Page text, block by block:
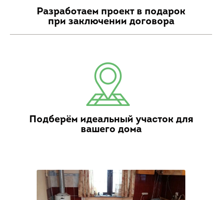
Разработаем проект в подарок
при заключении договора
Подберём идеальный участок для
вашего дома